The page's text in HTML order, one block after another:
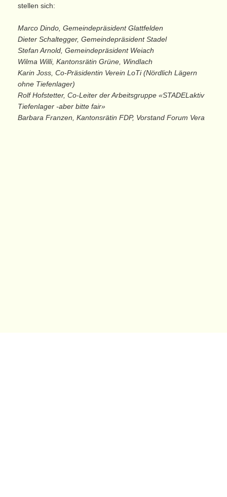
stellen sich:
Marco Dindo, Gemeindepräsident Glattfelden
Dieter Schaltegger, Gemeindepräsident Stadel
Stefan Arnold, Gemeindepräsident Weiach
Wilma Willi, Kantonsrätin Grüne, Windlach
Karin Joss, Co-Präsidentin Verein LoTi (Nördlich Lägern
ohne Tiefenlager)
Rolf Hofstetter, Co-Leiter der Arbeitsgruppe «STADELaktiv
Tiefenlager -aber bitte fair»
Barbara Franzen, Kantonsrätin FDP, Vorstand Forum Vera